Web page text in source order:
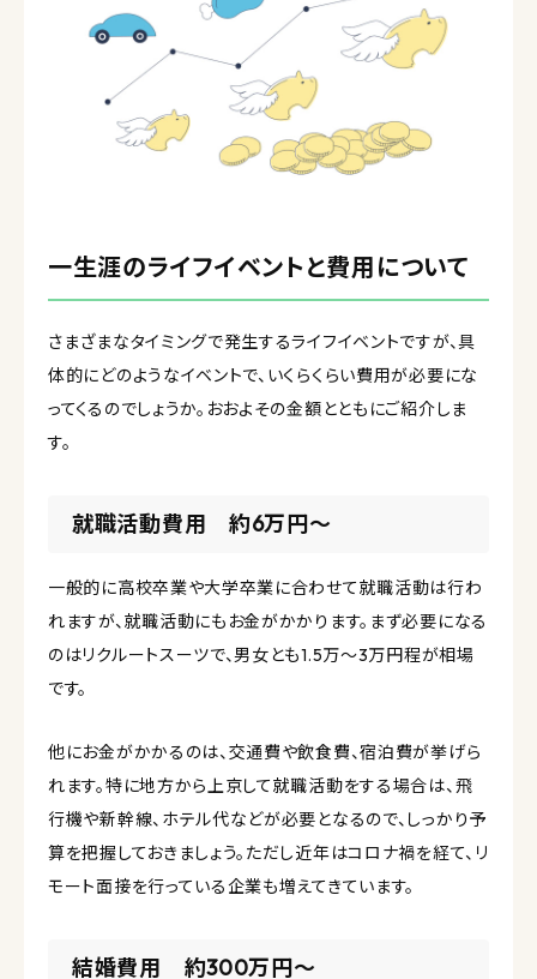
一生涯のライフイベントと費用について
さまざまなタイミングで発生するライフイベントですが、具
体的にどのようなイベントで、いくらくらい費用が必要にな
ってくるのでしょうか。おおよその金額とともにご紹介しま
す。
就職活動費用 約6万円〜
一般的に高校卒業や大学卒業に合わせて就職活動は行わ
れますが、就職活動にもお金がかかります。まず必要になる
のはリクルートスーツで、男女とも1.5万〜3万円程が相場
です。
他にお金がかかるのは、交通費や飲食費、宿泊費が挙げら
れます。特に地方から上京して就職活動をする場合は、飛
行機や新幹線、ホテル代などが必要となるので、しっかり予
算を把握しておきましょう。ただし近年はコロナ禍を経て、リ
モート面接を行っている企業も増えてきています。
結婚費用 約300万円〜